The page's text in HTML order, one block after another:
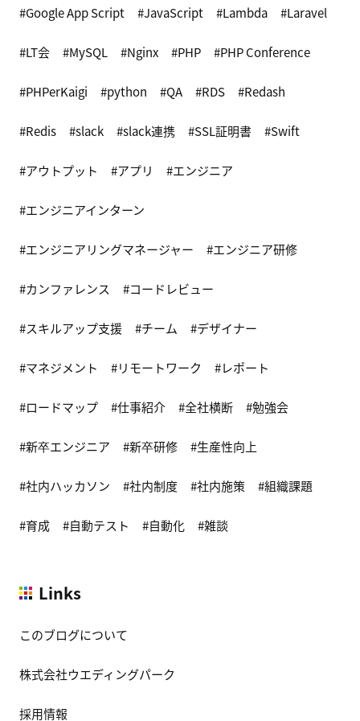
Google App Script JavaScript Lambda Laravel
LT会 MySQL Nginx PHP PHP Conference
PHPerKaigi python QA RDS Redash
Redis slack slack連携 SSL証明書 Swift
アウトプット アプリ エンジニア
エンジニアインターン
エンジニアリングマネージャー エンジニア研修
カンファレンス コードレビュー
スキルアップ支援 チーム デザイナー
マネジメント リモートワーク レポート
ロードマップ 仕事紹介 全社横断 勉強会
新卒エンジニア 新卒研修 生産性向上
社内ハッカソン 社内制度 社内施策 組織課題
育成 自動テスト 自動化 雑談
Links
このブログについて
株式会社ウエディングパーク
採用情報